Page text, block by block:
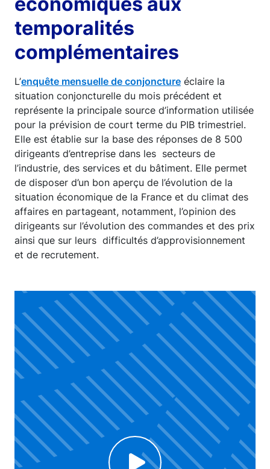
temporalités
complémentaires
L’enquête mensuelle de conjoncture éclaire la
situation conjoncturelle du mois précédent et
représente la principale source d’information utilisée
pour la prévision de court terme du PIB trimestriel.
Elle est établie sur la base des réponses de 8 500
dirigeants d’entreprise dans les secteurs de
l’industrie, des services et du bâtiment. Elle permet
de disposer d’un bon aperçu de l’évolution de la
situation économique de la France et du climat des
affaires en partageant, notamment, l’opinion des
dirigeants sur l’évolution des commandes et des prix
ainsi que sur leurs difficultés d’approvisionnement
et de recrutement.
Click to enable Youtube cookies and see content